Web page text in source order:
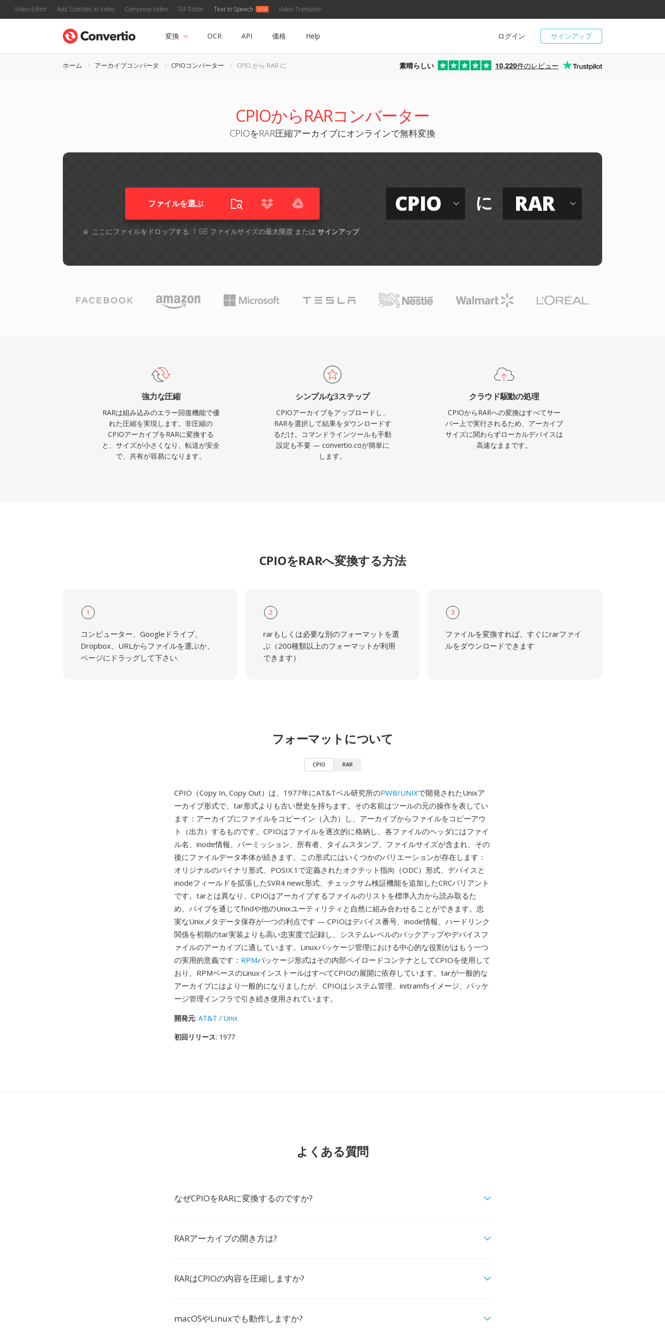
Video Editor Add Subtitles to Video Compress Video GIF Editor Text to Speech Video Translator
サインアップ
ログイン
変換 OCR API 価格 Help
ホーム アーカイブコンバータ CPIOコンバーター CPIO から RAR に 素晴らしい 10,220件のレビュー
CPIOからRARコンバーター
CPIOをRAR圧縮アーカイブにオンラインで無料変換
ファイルを選ぶ
ここにファイルをドロップする. 1 GB ファイルサイズの最大限度 または サインアップ
CPIO に RAR
強力な圧縮
RARは組み込みのエラー回復機能で優
れた圧縮を実現します。非圧縮の
CPIOアーカイブをRARに変換する
と、サイズが小さくなり、転送が安全
で、共有が容易になります。
シンプルな3ステップ
CPIOアーカイブをアップロードし、
RARを選択して結果をダウンロードす
るだけ。コマンドラインツールも手動
設定も不要 — convertio.coが簡単に
します。
クラウド駆動の処理
CPIOからRARへの変換はすべてサー
バー上で実行されるため、アーカイブ
サイズに関わらずローカルデバイスは
高速なままです。
CPIOをRARへ変換する方法
1
コンピューター、Googleドライブ、
Dropbox、URLからファイルを選ぶか、
ページにドラッグして下さい.
2
rarもしくは必要な別のフォーマットを選
ぶ（200種類以上のフォーマットが利用
できます）
3
ファイルを変換すれば、すぐにrarファイ
ルをダウンロードできます
フォーマットについて
CPIO RAR
CPIO（Copy In, Copy Out）は、1977年にAT&Tベル研究所のPWB/UNIXで開発されたUnixア
ーカイブ形式で、tar形式よりも古い歴史を持ちます。その名前はツールの元の操作を表してい
ます：アーカイブにファイルをコピーイン（入力）し、アーカイブからファイルをコピーアウ
ト（出力）するものです。CPIOはファイルを逐次的に格納し、各ファイルのヘッダにはファイ
ル名、inode情報、パーミッション、所有者、タイムスタンプ、ファイルサイズが含まれ、その
後にファイルデータ本体が続きます。この形式にはいくつかのバリエーションが存在します：
オリジナルのバイナリ形式、POSIX.1で定義されたオクテット指向（ODC）形式、デバイスと
inodeフィールドを拡張したSVR4 newc形式、チェックサム検証機能を追加したCRCバリアント
です。tarとは異なり、CPIOはアーカイブするファイルのリストを標準入力から読み取るた
め、パイプを通じてfindや他のUnixユーティリティと自然に組み合わせることができます。忠
実なUnixメタデータ保存が一つの利点です — CPIOはデバイス番号、inode情報、ハードリンク
関係を初期のtar実装よりも高い忠実度で記録し、システムレベルのバックアップやデバイスフ
ァイルのアーカイブに適しています。Linuxパッケージ管理における中心的な役割がはもう一つ
の実用的意義です： RPMパッケージ形式はその内部ペイロードコンテナとしてCPIOを使用して
おり、RPMベースのLinuxインストールはすべてCPIOの展開に依存しています。tarが一般的な
アーカイブにはより一般的になりましたが、CPIOはシステム管理、initramfsイメージ、パッケ
ージ管理インフラで引き続き使用されています。
開発元: AT&T / Unix
初回リリース: 1977
よくある質問
なぜCPIOをRARに変換するのですか?
RARアーカイブの開き方は?
RARはCPIOの内容を圧縮しますか?
macOSやLinuxでも動作しますか?